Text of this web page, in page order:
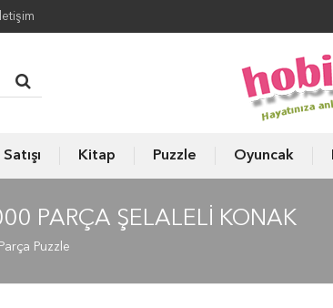
İletişim
Kitap Puzzle Oyuncak
PARÇA ŞELALELI KONAK
Puzzle